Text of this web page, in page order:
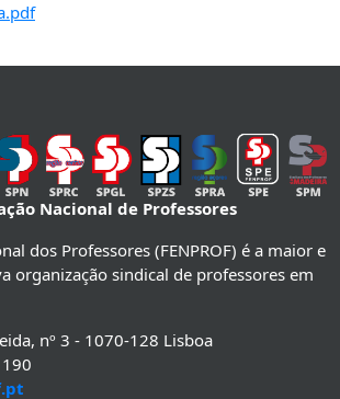
Nacional de Professores
dos Professores (FENPROF) é a maior e
organização sindical de professores em
nº 3 - 1070-128 Lisboa